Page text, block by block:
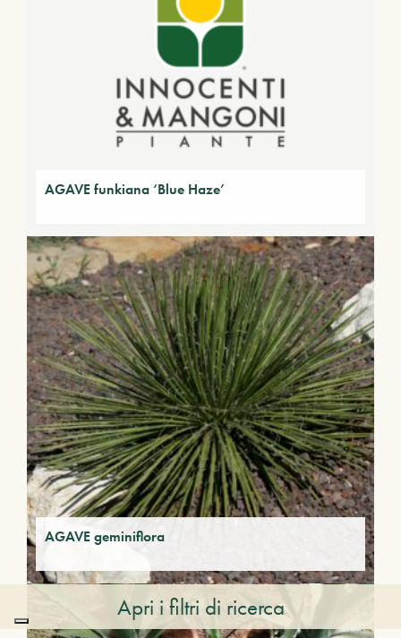
AGAVE funkiana ‘Blue Haze’
AGAVE geminiflora
Apri i filtri di ricerca